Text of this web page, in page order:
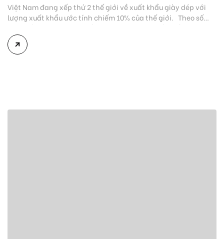
Việt Nam đang xếp thứ 2 thế giới về xuất khẩu giày dép với
lượng xuất khẩu ước tính chiếm 10% của thế giới. Theo số
liệu thống kê sơ bộ của Tổng cục Hải quan, xuất khẩu giày dép
các loại trong tháng 2 đã thu về hơn 1,17 tỷ USD, giảm 40,3%
so […]